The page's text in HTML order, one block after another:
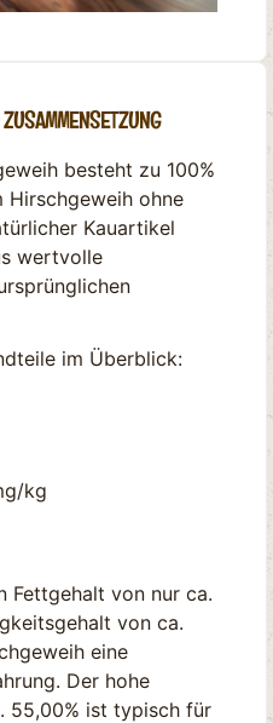
besteht zu 100%
Hirschgeweih ohne
Kauartikel
wertvolle
im Überblick:
kg
Fettgehalt von nur ca.
von ca.
eine
Der hohe
55,00% ist typisch für